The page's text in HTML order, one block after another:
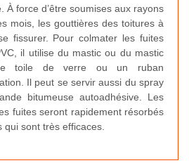
À force d’être soumises aux rayons
mois, les gouttières des toitures à
fissurer. Pour colmater les fuites
il utilise du mastic ou du mastic
toile de verre ou un ruban
Il peut se servir aussi du spray
bitumeuse autoadhésive. Les
fuites seront rapidement résorbés
qui sont très efficaces.